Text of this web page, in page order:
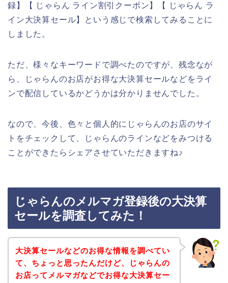
録】【 じゃらん ライン割引クーポン】【 じゃらん ラ
イン大決算セール】という感じで検索してみることに
しました。
ただ、様々なキーワードで調べたのですが、残念なが
ら、じゃらんのお店がお得な大決算セールなどをライ
ンで配信しているかどうかは分かりませんでした。
なので、今後、色々と個人的にじゃらんのお店のサイ
トをチェックして、じゃらんのラインなどをみつける
ことができたらシェアさせていただきますね♪
じゃらんのメルマガ登録後の大決算
セールを調査してみた！
大決算セールなどのお得な情報を調べてい
て、ちょっと思ったんだけど、じゃらんの
お店ってメルマガなどでお得な大決算セー